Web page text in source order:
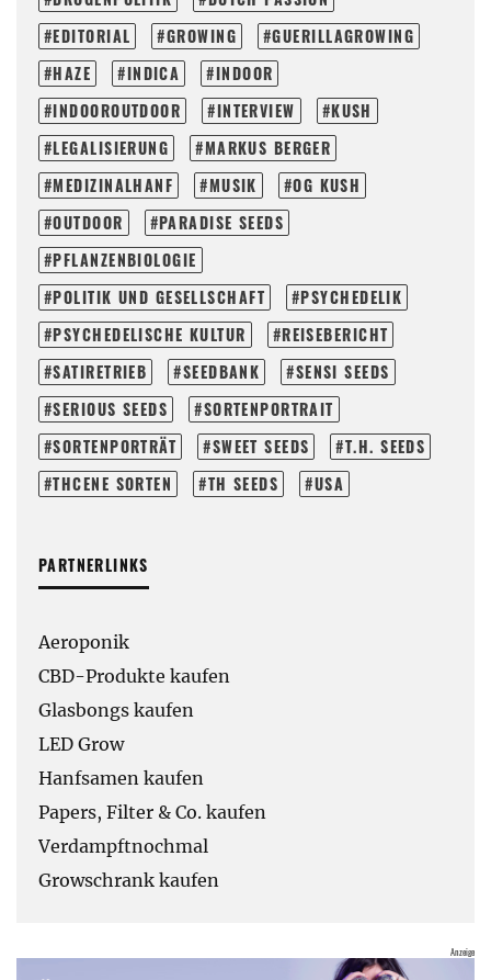
EDITORIAL
GROWING
GUERILLAGROWING
HAZE
INDICA
INDOOR
INDOOROUTDOOR
INTERVIEW
KUSH
LEGALISIERUNG
MARKUS BERGER
MEDIZINALHANF
MUSIK
OG KUSH
OUTDOOR
PARADISE SEEDS
PFLANZENBIOLOGIE
POLITIK UND GESELLSCHAFT
PSYCHEDELIK
PSYCHEDELISCHE KULTUR
REISEBERICHT
SATIRETRIEB
SEEDBANK
SENSI SEEDS
SERIOUS SEEDS
SORTENPORTRAIT
SORTENPORTRÄT
SWEET SEEDS
T.H. SEEDS
THCENE SORTEN
TH SEEDS USA
PARTNERLINKS
Aeroponik
CBD-Produkte kaufen
Glasbongs kaufen
LED Grow
Hanfsamen kaufen
Papers, Filter & Co. kaufen
Verdampftnochmal
Growschrank kaufen